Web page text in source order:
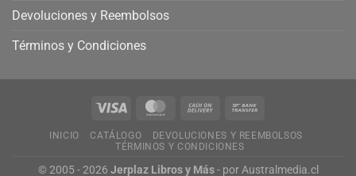
Devoluciones y Reembolsos
Términos y Condiciones
INICIO CATÁLOGO
DEVOLUCIONES Y REEMBOLSOS
TÉRMINOS Y CONDICIONES
© 2005 - 2026 Jerplaz Libros y Más- porAustralmedia.cl